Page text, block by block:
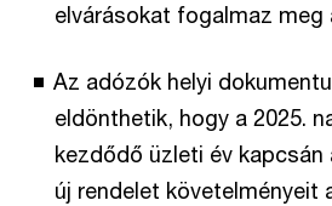
elvárásokat fogalmaz meg
Az adózók helyi
eldönthetik, hogy a 2025.
kezdődő üzleti év kapcsán
új rendelet követelményeit